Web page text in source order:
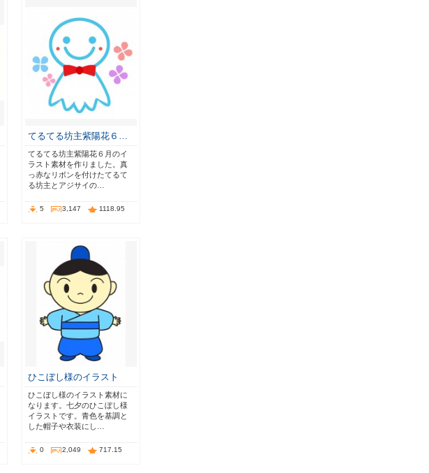
てるてる坊主紫陽花６…
てるてる坊主紫陽花６月のイ
ラスト素材を作りました。真
っ赤なリボンを付けたてるて
る坊主とアジサイの…
5 3,147 1118.95
ひこぼし様のイラスト
ひこぼし様のイラスト素材に
なります。七夕のひこぼし様
イラストです。青色を基調と
した帽子や衣装にし…
0 2,049 717.15